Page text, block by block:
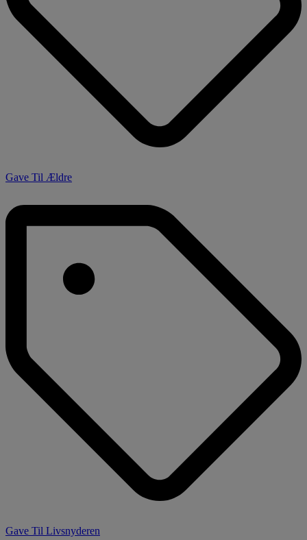
Gave Til Ældre
Gave Til Livsnyderen